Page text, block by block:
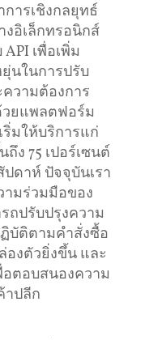
ารเชิงกลยุทธ์
อิเล็กทรอนิกส์
เพื่อเพิ่ม
นในการปรับ
วามต้องการ
วยแพลตฟอร์ม
ริ่มให้บริการแก่
ง 75 เปอร์เซนต์
ปดาห์ ปัจจุบันเรา
ามร่วมมือของ
ถปรับปรุงความ
บัติตามคำสั่งซื้อ
องตัวยิ่งขึ้น และ
ตอบสนองความ
าปลีก